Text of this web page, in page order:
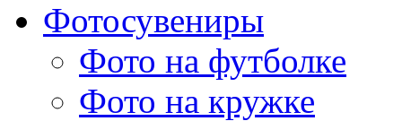
Фотосувениры
Фото на футболке
Фото на кружке